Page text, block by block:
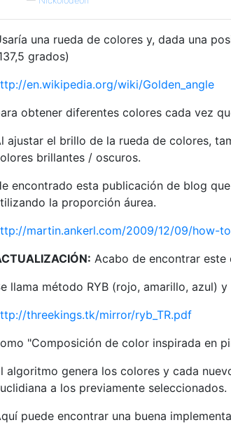
una rueda de colores y, dada una
grados)
en.wikipedia.org/wiki/Golden_angle
obtener diferentes colores cada vez
ajustar el brillo de la rueda de colores,
brillantes / oscuros.
encontrado esta publicación de blog
la proporción áurea.
martin.ankerl.com/2009/12/09/how-
Acabo de encontrar este
llama método RYB (rojo, amarillo, azul)
threekings.tk/mirror/ryb_TR.pdf
"Composición de color inspirada en
algoritmo genera los colores y cada
a los previamente seleccionados.
puede encontrar una buena